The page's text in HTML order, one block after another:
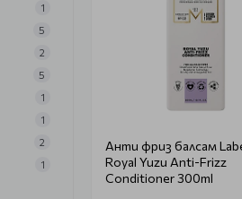
1
5
2
5
1
1
2
1
Анти фриз балсам
Royal Yuzu Anti-Frizz
Conditioner 300ml